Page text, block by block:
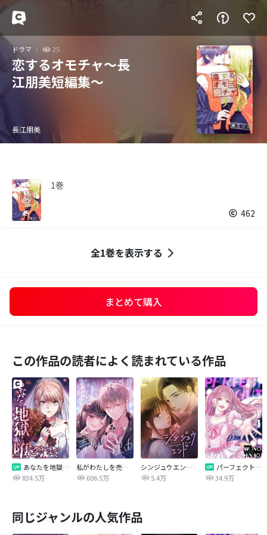
ドラマ 25
恋するオモチャ～長
江朋美短編集～
長江朋美
1巻
462
全1巻を表示する
まとめて購入
この作品の読者によく読まれている作品
あなたを地獄に堕とすまで
834.5万
私がわたしを売る理由
606.5万
シンジュウエンド【タテヨミ】
5.4万
パーフェクトグリッター
34.9万
同じジャンルの人気作品